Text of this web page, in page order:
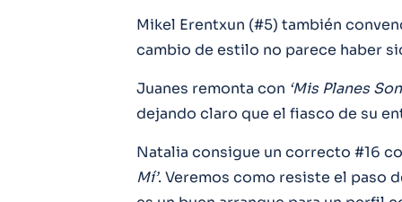
Mikel Erentxun (#5) también
cambio de estilo no parece haber
Juanes remonta con ‘Mis Planes
dejando claro que el fiasco de su
Natalia consigue un correcto #16
Mí’. Veremos como resiste el paso